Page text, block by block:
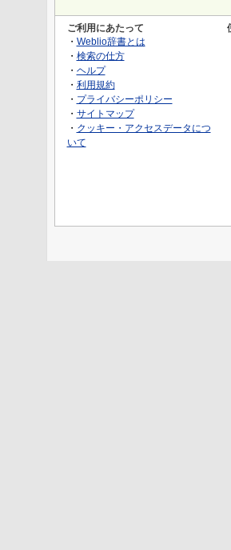
ご利用にあたって
・ Weblio辞書とは
・ 検索の仕方
・ ヘルプ
・ 利用規約
・ プライバシーポリシー
・ サイトマップ
・ クッキー・アクセスデータにつ
いて